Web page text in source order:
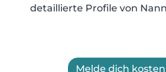
detaillierte Profile von
Melde dich